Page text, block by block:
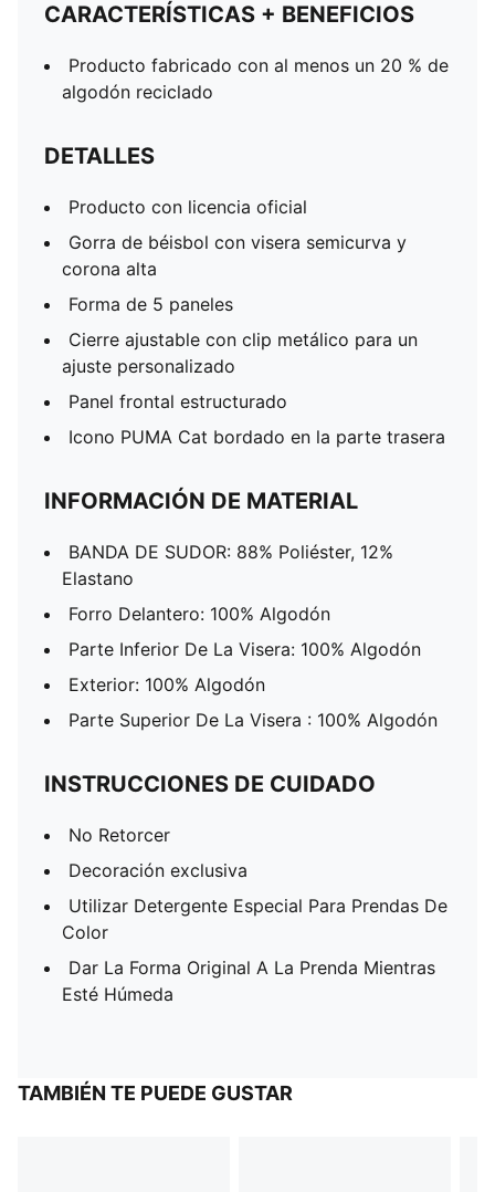
CARACTERÍSTICAS + BENEFICIOS
Producto fabricado con al menos un 20 % de
algodón reciclado
DETALLES
Producto con licencia oficial
Gorra de béisbol con visera semicurva y
corona alta
Forma de 5 paneles
Cierre ajustable con clip metálico para un
ajuste personalizado
Panel frontal estructurado
Icono PUMA Cat bordado en la parte trasera
INFORMACIÓN DE MATERIAL
BANDA DE SUDOR: 88% Poliéster, 12%
Elastano
Forro Delantero: 100% Algodón
Parte Inferior De La Visera: 100% Algodón
Exterior: 100% Algodón
Parte Superior De La Visera : 100% Algodón
INSTRUCCIONES DE CUIDADO
No Retorcer
Decoración exclusiva
Utilizar Detergente Especial Para Prendas De
Color
Dar La Forma Original A La Prenda Mientras
Esté Húmeda
TAMBIÉN TE PUEDE GUSTAR